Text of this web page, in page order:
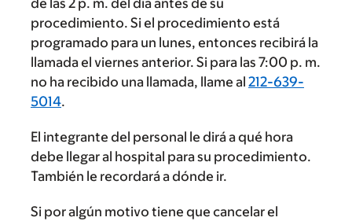
de las 2 p. m. del día antes de su
procedimiento. Si el procedimiento está
programado para un lunes, entonces recibirá la
llamada el viernes anterior. Si para las 7:00 p. m.
no ha recibido una llamada, llame al 212-639-
5014.
El integrante del personal le dirá a qué hora
debe llegar al hospital para su procedimiento.
También le recordará a dónde ir.
Si por algún motivo tiene que cancelar el